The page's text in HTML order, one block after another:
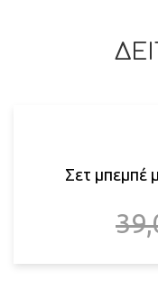
Σετ μπεμπέ